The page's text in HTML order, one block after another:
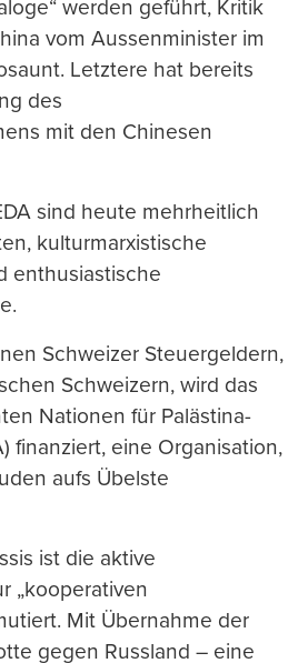
werden geführt, Kritik
vom Aussenminister im
Letztere hat bereits
des
mit den Chinesen
sind heute mehrheitlich
kulturmarxistische
enthusiastische
Schweizer Steuergeldern,
Schweizern, wird das
Nationen für Palästina-
finanziert, eine Organisation,
aufs Übelste
ist die aktive
„kooperativen
Mit Übernahme der
gegen Russland – eine